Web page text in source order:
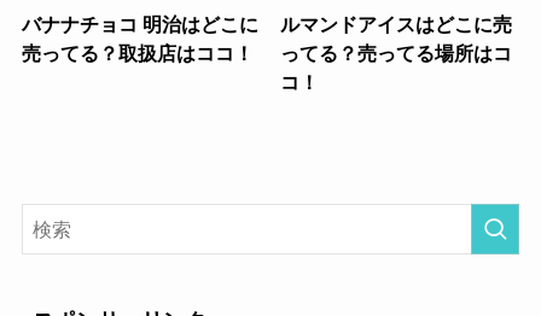
バナナチョコ 明治はどこに
売ってる？取扱店はココ！
ルマンドアイスはどこに売
ってる？売ってる場所はコ
コ！